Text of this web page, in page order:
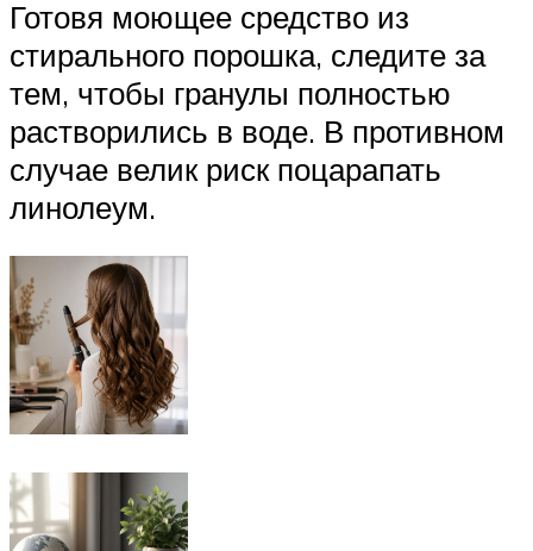
Готовя моющее средство из
стирального порошка, следите за
тем, чтобы гранулы полностью
растворились в воде. В противном
случае велик риск поцарапать
линолеум.